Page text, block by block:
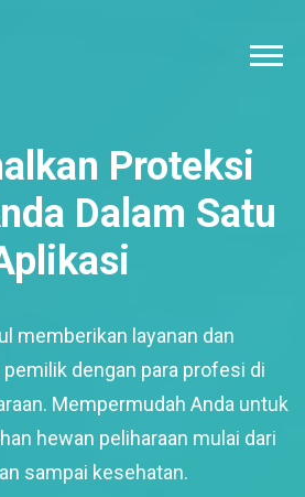
Proteksi
Dalam Satu
memberikan layanan dan
dengan para profesi di
Mempermudah Anda untuk
hewan peliharaan mulai dari
sampai kesehatan.